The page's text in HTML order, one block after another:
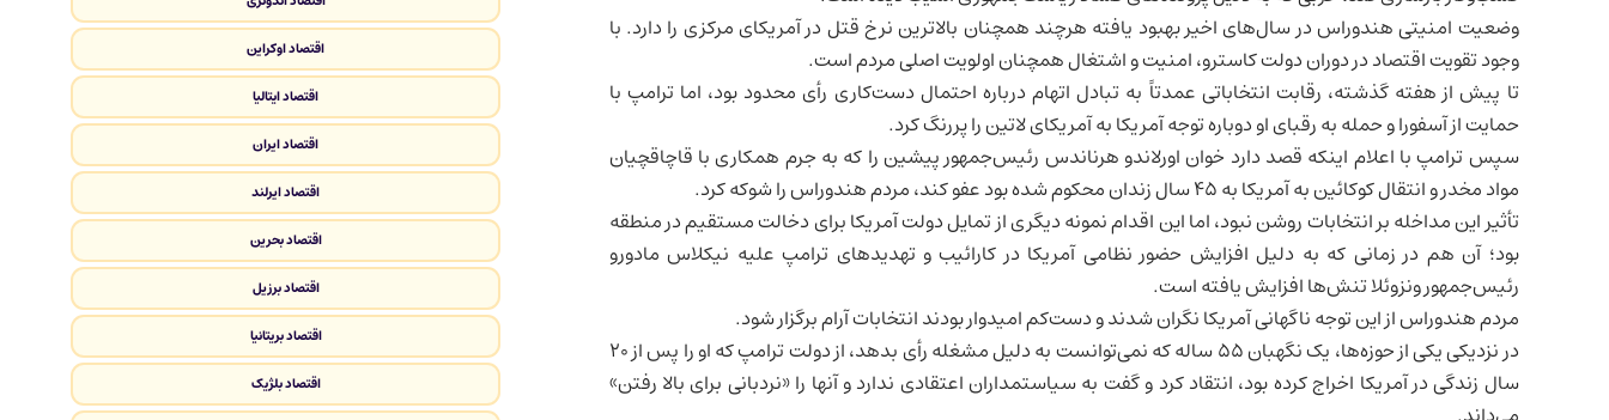
وضعیت امنیتی هندوراس در سال‌های اخیر بهبود یافته هرچند همچنان بالاترین نرخ قتل در آمریکای مرکزی را دارد. با
وجود تقویت اقتصاد در دوران دولت کاسترو، امنیت و اشتغال همچنان اولویت اصلی مردم است.
تا پیش از هفته گذشته، رقابت انتخاباتی عمدتاً به تبادل اتهام درباره احتمال دست‌کاری رأی محدود بود، اما ترامپ با
حمایت از آسفورا و حمله به رقبای او دوباره توجه آمریکا به آمریکای لاتین را پررنگ کرد.
سپس ترامپ با اعلام اینکه قصد دارد خوان اورلاندو هرناندس رئیس‌جمهور پیشین را که به جرم همکاری با قاچاقچیان
مواد مخدر و انتقال کوکائین به آمریکا به ۴۵ سال زندان محکوم شده بود عفو کند
، مردم هندوراس را شوکه کرد.
تأثیر این مداخله بر انتخابات روشن نبود، اما این اقدام نمونه دیگری از تمایل دولت آمریکا برای دخالت مستقیم در منطقه
بود؛ آن هم در زمانی که به دلیل افزایش حضور نظامی آمریکا در کارائیب و تهدیدهای ترامپ علیه نیکلاس مادورو
رئیس‌جمهور ونزوئلا تنش‌ها افزایش یافته است.
مردم هندوراس از این توجه ناگهانی آمریکا نگران شدند و دست‌کم امیدوار بودند انتخابات آرام برگزار شود.
در نزدیکی یکی از حوزه‌ها، یک نگهبان ۵۵ ساله که نمی‌توانست به دلیل مشغله رأی بدهد، از دولت ترامپ که او را پس از ۲۰
سال زندگی در آمریکا اخراج کرده بود، انتقاد کرد و گفت به سیاستمداران اعتقادی ندارد و آنها را «نردبانی برای بالا رفتن»
اقتصاد اوکراین
اقتصاد ایتالیا
اقتصاد ایران
اقتصاد ایرلند
اقتصاد بحرین
اقتصاد برزیل
اقتصاد بریتانیا
اقتصاد بلژیک